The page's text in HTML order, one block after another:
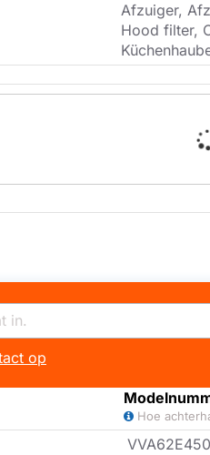
Afzuiger,
Hood filter,
op
Hoe
VVA62E450